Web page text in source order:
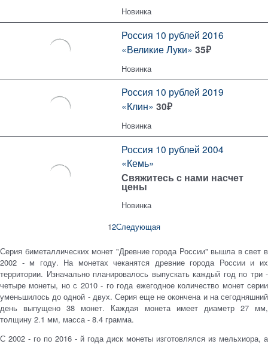
Новинка
Россия 10 рублей 2016
«Великие Луки» 35₽
Новинка
Россия 10 рублей 2019
«Клин» 30₽
Новинка
Россия 10 рублей 2004
«Кемь»
Свяжитесь с нами насчет
цены
Новинка
12Следующая
Серия биметаллических монет "Древние города России" вышла в свет в
2002 - м году. На монетах чеканятся древние города России и их
территории. Изначально планировалось выпускать каждый год по три -
четыре монеты, но с 2010 - го года ежегодное количество монет серии
уменьшилось до одной - двух. Серия еще не окончена и на сегодняшний
день выпущено 38 монет. Каждая монета имеет диаметр 27 мм,
толщину 2.1 мм, масса - 8.4 грамма.
С 2002 - го по 2016 - й года диск монеты изготовлялся из мельхиора, а